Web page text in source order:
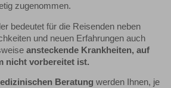
zugenommen.
bedeutet für die Reisenden neben
und neuen Erfahrungen auch
ansteckende Krankheiten, auf
nicht vorbereitet ist.
Beratung werden Ihnen, je